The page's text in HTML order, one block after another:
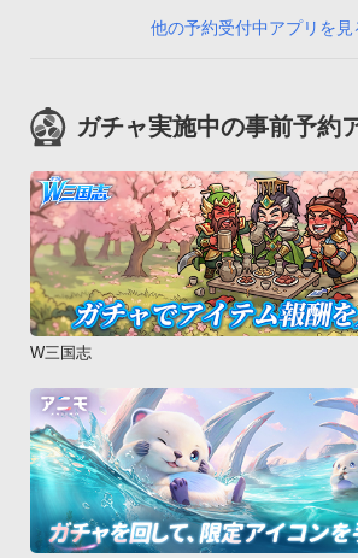
他の予約受付中アプリを見
ガチャ実施中の事前予約
W三国志